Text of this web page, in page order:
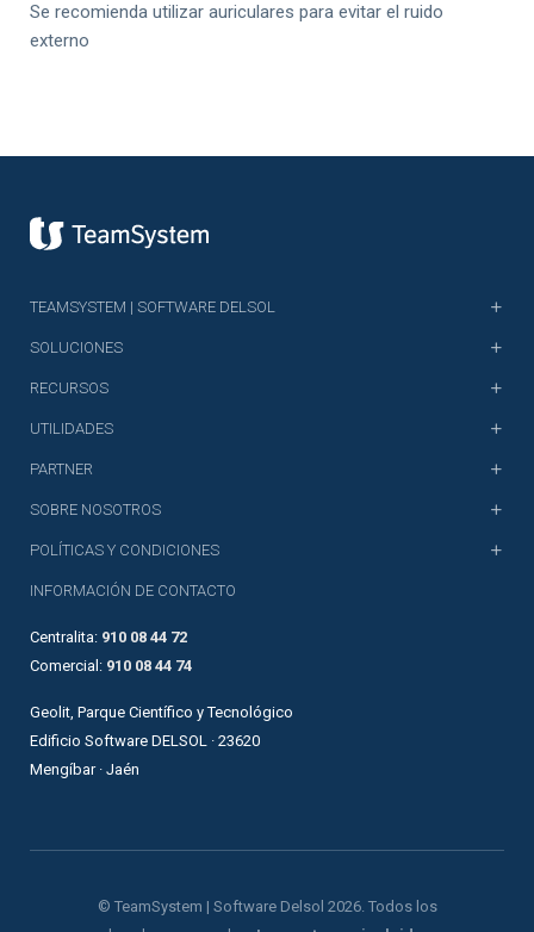
Se recomienda utilizar auriculares para evitar el ruido
externo
TEAMSYSTEM | SOFTWARE DELSOL
SOLUCIONES
RECURSOS
UTILIDADES
PARTNER
SOBRE NOSOTROS
INFORMACIÓN DE CONTACTO
Centralita: 910 08 44 72
Comercial: 910 08 44 74
Geolit, Parque Científico y Tecnológico
Edificio Software DELSOL · 23620
Mengíbar · Jaén
POLÍTICAS Y CONDICIONES
© TeamSystem | Software Delsol 2026. Todos los